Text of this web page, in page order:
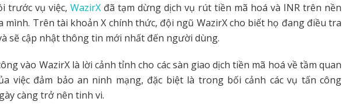
trước vụ việc, WazirX đã tạm dừng dịch vụ rút tiền mã hoá và INR trên nền
mình. Trên tài khoản X chính thức, đội ngũ WazirX cho biết họ đang điều tra
sẽ cập nhật thông tin mới nhất đến người dùng.
vào WazirX là lời cảnh tỉnh cho các sàn giao dịch tiền mã hoá về tầm quan
việc đảm bảo an ninh mạng, đặc biệt là trong bối cảnh các vụ tấn công
càng trở nên tinh vi.